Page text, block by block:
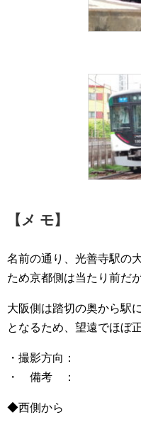
【メ モ】
名前の通り、光善寺駅の
ため京都側は当たり前だ
大阪側は踏切の奥から駅
となるため、望遠でほぼ
・撮影方向：
・ 備考 ：
◆西側から